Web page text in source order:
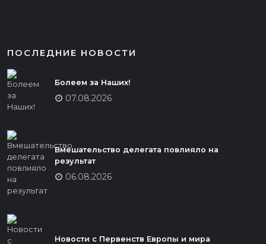
ПОСЛЕДНИЕ НОВОСТИ
Болеем за Наших!
07.08.2026
Вмешательство делегата повлияло на
результат
06.08.2026
Новости с Первенств Европы и мира